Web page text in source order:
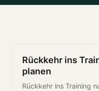
Rückkehr ins
planen
Rückkehr ins Training